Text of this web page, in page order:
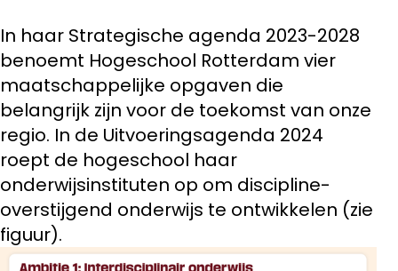
In haar Strategische agenda 2023-2028
benoemt Hogeschool Rotterdam vier
maatschappelijke opgaven die
belangrijk zijn voor de toekomst van onze
regio. In de Uitvoeringsagenda 2024
roept de hogeschool haar
onderwijsinstituten op om discipline-
overstijgend onderwijs te ontwikkelen (zie
figuur).